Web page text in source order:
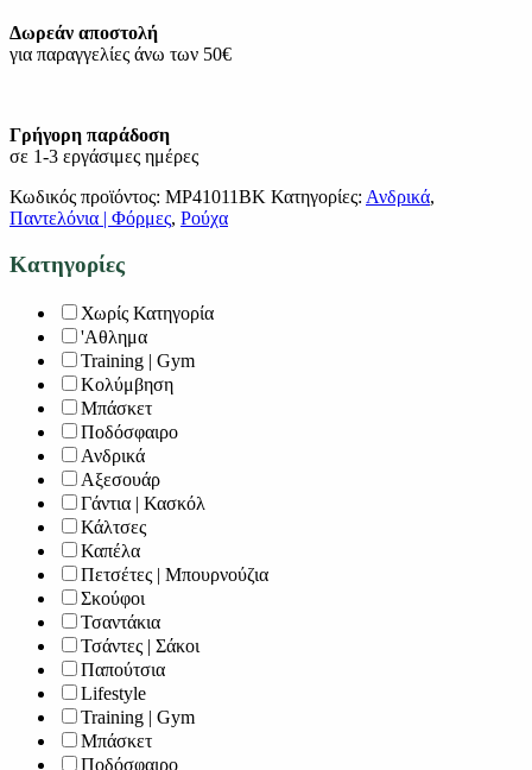
Δωρεάν αποστολή
για παραγγελίες άνω των 50€
Γρήγορη παράδοση
σε 1-3 εργάσιμες ημέρες
Κωδικός προϊόντος: MP41011BK Κατηγορίες: Ανδρικά,
Παντελόνια | Φόρμες, Ρούχα
Κατηγορίες
Χωρίς Κατηγορία
'Αθλημα
Training | Gym
Κολύμβηση
Μπάσκετ
Ποδόσφαιρο
Ανδρικά
Αξεσουάρ
Γάντια | Κασκόλ
Κάλτσες
Καπέλα
Πετσέτες | Μπουρνούζια
Σκούφοι
Τσαντάκια
Τσάντες | Σάκοι
Παπούτσια
Lifestyle
Training | Gym
Μπάσκετ
Ποδόσφαιρο